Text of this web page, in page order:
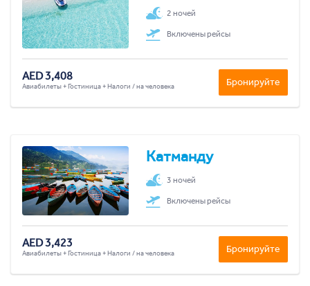
2 ночей
Включены рейсы
AED 3,408
Авиабилеты + Гостиница + Налоги / на человека Бронируйте
Катманду
3 ночей
Включены рейсы
AED 3,423
Авиабилеты + Гостиница + Налоги / на человека Бронируйте